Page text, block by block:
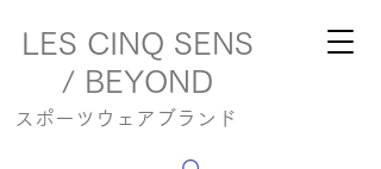
LES CINQ SENS
/ BEYOND
スポーツウェアブランド